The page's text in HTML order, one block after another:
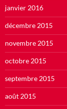
janvier 2016
décembre 2015
novembre 2015
octobre 2015
septembre 2015
août 2015